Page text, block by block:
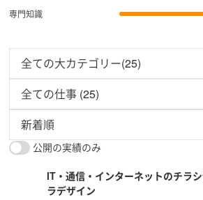
専門知識
公開の実績のみ
IT・通信・インターネットのチラ
ラデザイン